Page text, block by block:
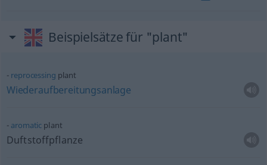
Beispielsätze für "plant"
reprocessing plant
Wiederaufbereitungsanlage
aromatic plant
Duftstoffpflanze